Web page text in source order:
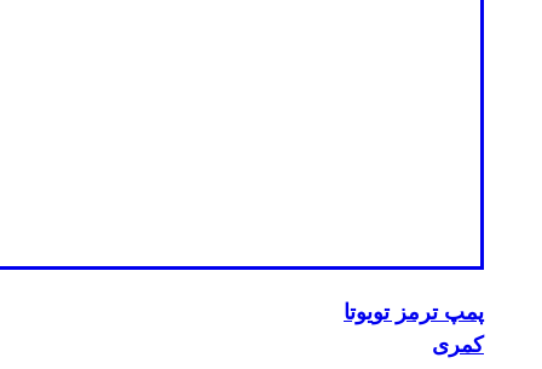
پمپ ترمز تویوتا
کمری